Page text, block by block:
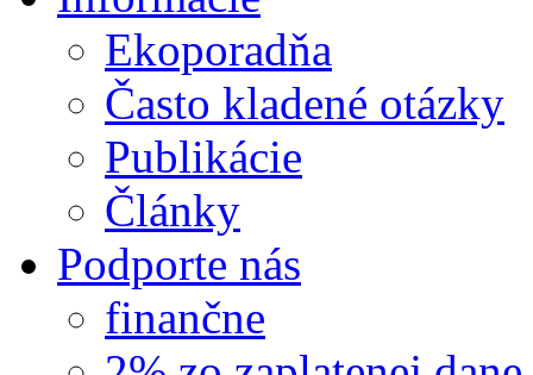
Ekoporadňa
Často kladené otázky
Publikácie
Články
Podporte nás
finančne